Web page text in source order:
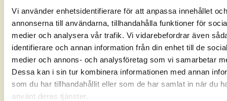
Vi använder enhetsidentifierare för att anpassa innehållet och
annonserna till användarna, tillhandahålla funktioner för
medier och analysera vår trafik. Vi vidarebefordrar även
identifierare och annan information från din enhet till de
medier och annons- och analysföretag som vi samarbetar
Dessa kan i sin tur kombinera informationen med annan
som du har tillhandahållit eller som de har samlat in när du
använt deras tjänster.
Sveg
Gränsgatan
17, 842
32 Sveg
KA-
nummer:
10069283
Till
kontorssidan
Tomelilla
Nybogatan
2B, 273
30
Tomelilla
KA-
10073436